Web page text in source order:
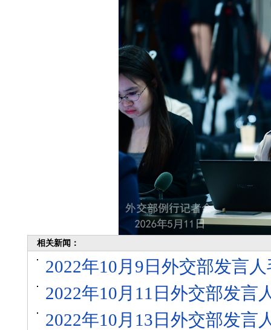
相关新闻：
2022年10月9日外交部发言
2022年10月11日外交部发言
2022年10月13日外交部发言